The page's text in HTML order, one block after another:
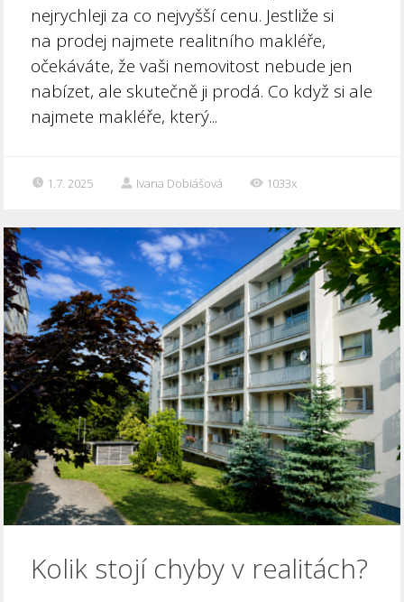
nejrychleji za co nejvyšší cenu. Jestliže si
na prodej najmete realitního makléře,
očekáváte, že vaši nemovitost nebude jen
nabízet, ale skutečně ji prodá. Co když si ale
najmete makléře, který...
1.7. 2025 Ivana Dobiášová 1033x
Kolik stojí chyby v realitách?